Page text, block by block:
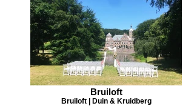
Bruiloft
Bruiloft | Duin & Kruidberg